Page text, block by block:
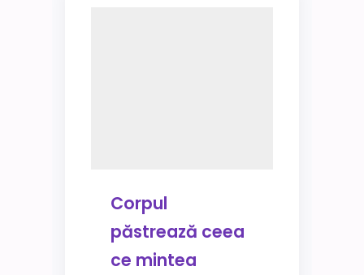
Corpul
păstrează ceea
ce mintea